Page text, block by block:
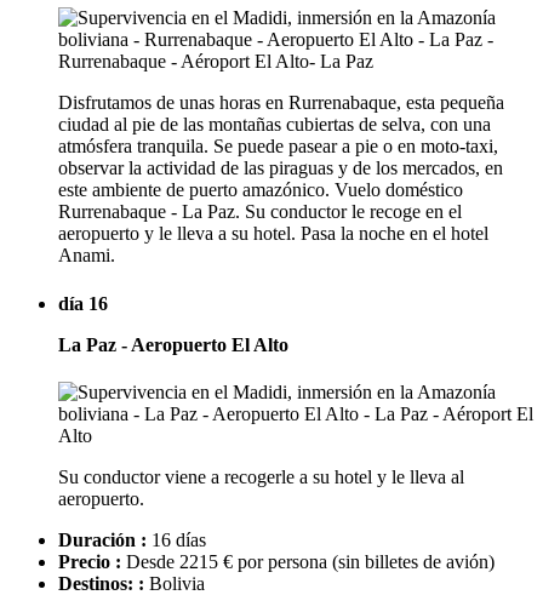
Disfrutamos de unas horas en Rurrenabaque, esta pequeña
ciudad al pie de las montañas cubiertas de selva, con una
atmósfera tranquila. Se puede pasear a pie o en moto-taxi,
observar la actividad de las piraguas y de los mercados, en
este ambiente de puerto amazónico. Vuelo doméstico
Rurrenabaque - La Paz. Su conductor le recoge en el
aeropuerto y le lleva a su hotel. Pasa la noche en el hotel
Anami.
día 16
La Paz - Aeropuerto El Alto
Su conductor viene a recogerle a su hotel y le lleva al
aeropuerto.
Duración : 16 días
Precio : Desde 2215 € por persona (sin billetes de avión)
Destinos: : Bolivia